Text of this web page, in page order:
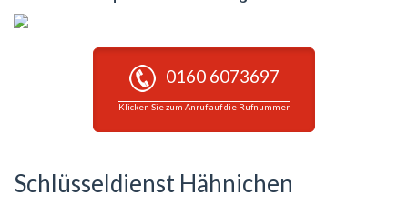
0160 6073697
Klicken Sie zum Anruf auf die Rufnummer
Schlüsseldienst Hähnichen